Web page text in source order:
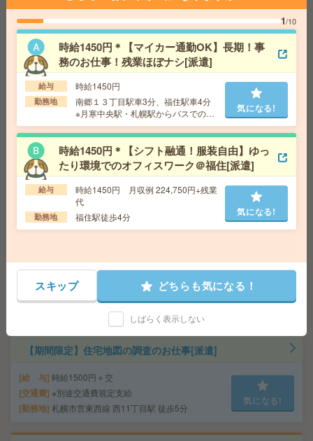
給 与 時給1450円＋交
交通費 交通費別途規定支給
勤務地 札幌市営東西線 西11丁目駅 1分
気になる!
【未経験OK！電話なし】4ケタの数字データ入力#1日3h
～OK#週2～[派遣]
給 与 時給1700円～時給1800円 ◆昇給あり ◆日
払い(速払い：給料日前に70％まで受取可能/規定有)＋
月払い
交通費 交通費全額支給
勤務地 「さっぽろ駅」徒歩1分、「札幌駅」徒歩4
分、「大通駅」徒歩7分
気になる!
時給1250円
交通費 交通費支給有り
新得駅～車7分 ※車通勤OK
気になる!
【期間限定】住宅地図の調査のお仕事[派遣]
給 与 時給1500円＋交
交通費 ※別途交通費規定支給
勤務地 札幌市営東西線 西11丁目駅 徒歩5分
気になる!
1/10
時給1450円＊【マイカー通勤OK】長期！事
務のお仕事！残業ほぼナシ[派遣]
給与 時給1450円
勤務地
南郷１３丁目駅車3分、福住駅車4分
※月寒中央駅・札幌駅からバスでの通
勤交通費も可能です！
気になる!
時給1450円＊【シフト融通！服装自由】ゆっ
たり環境でのオフィスワーク＠福住[派遣]
給与
時給1450円 月収例 224,750円+残業
代
勤務地 福住駅徒歩4分 気になる!
スキップ どちらも気になる！
しばらく表示しない